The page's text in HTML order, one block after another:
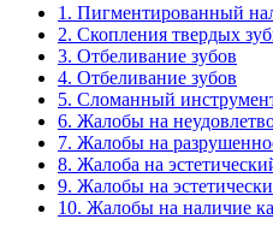
1. Пигментированный
2. Скопления твердых
3. Отбеливание зубов
4. Отбеливание зубов
5. Сломанный
6. Жалобы на
7. Жалобы на
8. Жалоба на
9. Жалобы на
10. Жалобы на наличие